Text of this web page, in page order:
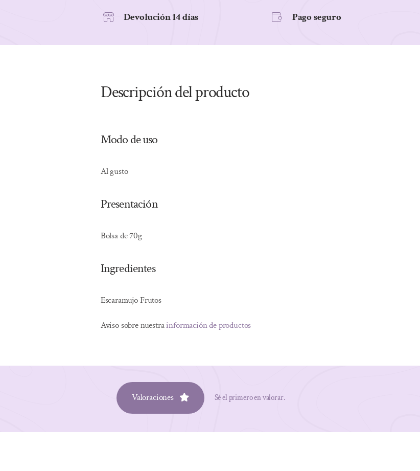
Devolución 14 días Pago seguro
Descripción del producto
Modo de uso
Al gusto
Presentación
Bolsa de 70g
Ingredientes
Escaramujo Frutos
Aviso sobre nuestrainformación de productos
Valoraciones Sé el primero en valorar.